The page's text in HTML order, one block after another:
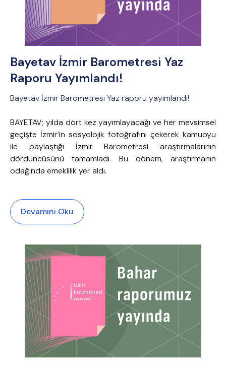
Bayetav İzmir Barometresi Yaz
Raporu Yayımlandı!
Bayetav İzmir Barometresi Yaz raporu yayımlandı!
BAYETAV; yılda dört kez yayımlayacağı ve her mevsimsel
geçişte İzmir’in sosyolojik fotoğrafını çekerek kamuoyu
ile paylaştığı İzmir Barometresi araştırmalarının
dördüncüsünü tamamladı. Bu dönem, araştırmanın
odağında emeklilik yer aldı.
Devamını Oku